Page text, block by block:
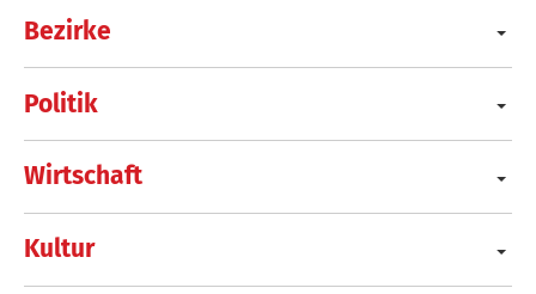
Bezirke
Politik
Wirtschaft
Kultur